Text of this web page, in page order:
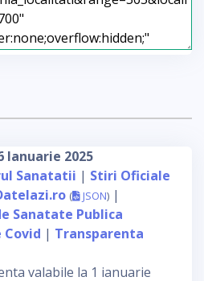
Ianuarie 2025
Sanatatii | Stiri Oficiale
( JSON) |
Sanatate Publica
Covid | Transparenta
valabile la 1 ianuarie